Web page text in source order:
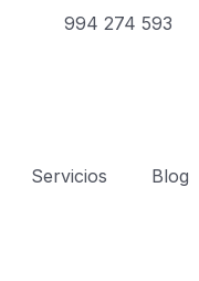
994 274 593
Servicios Blog